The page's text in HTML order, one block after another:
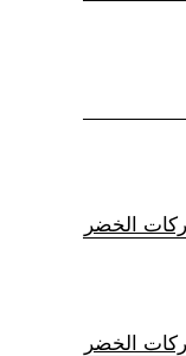
الخضر
الخضر